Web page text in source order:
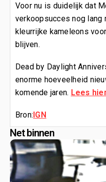
Voor nu is duidelijk dat
verkoopsucces nog
kleurrijke kameleons
blijven.
Dead by Daylight
enorme hoeveelheid
komende jaren. Lees
Bron: IGN
Net binnen